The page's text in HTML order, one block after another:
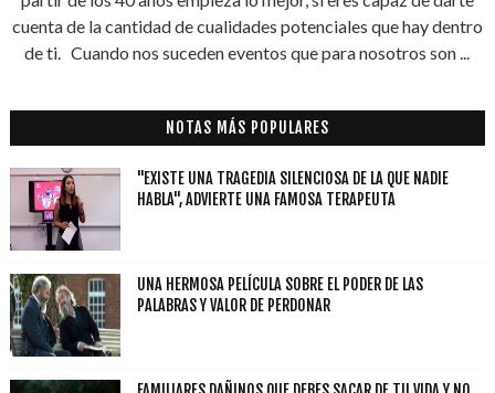
cuenta de la cantidad de cualidades potenciales que hay dentro
de ti. Cuando nos suceden eventos que para nosotros son ...
NOTAS MÁS POPULARES
"EXISTE UNA TRAGEDIA SILENCIOSA DE LA QUE NADIE
HABLA", ADVIERTE UNA FAMOSA TERAPEUTA
UNA HERMOSA PELÍCULA SOBRE EL PODER DE LAS
PALABRAS Y VALOR DE PERDONAR